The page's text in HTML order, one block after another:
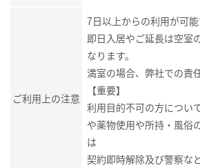
ご利用上の注意
7日以上からの利用が可能
即日入居やご延長は空室
なります。
満室の場合、弊社での責
【重要】
利用目的不可の方につい
や薬物使用や所持・風俗
は
契約即時解除及び警察